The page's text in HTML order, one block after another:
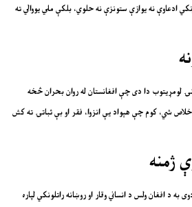
ادعاوې نه یوازې ستونزې نه حلوي، بلکې ملي یووالي ته
لومړیتوب دا دی چې افغانستان له روان بحران څخه
شي، کوم چې هېواد یې انزوا، فقر او بې ثباتۍ ته کش
ژمنه
د افغان ولس د انساني وقار او روښانه راتلونکي لپاره